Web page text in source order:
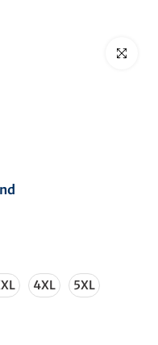
Haga clic
4XL 5XL